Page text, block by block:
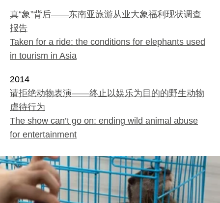
真“象”背后——东南亚旅游从业大象福利现状调查
报告
Taken for a ride: the conditions for elephants used
in tourism in Asia
2014
请拒绝动物表演——终止以娱乐为目的的野生动物
虐待行为
The show can’t go on: ending wild animal abuse
for entertainment